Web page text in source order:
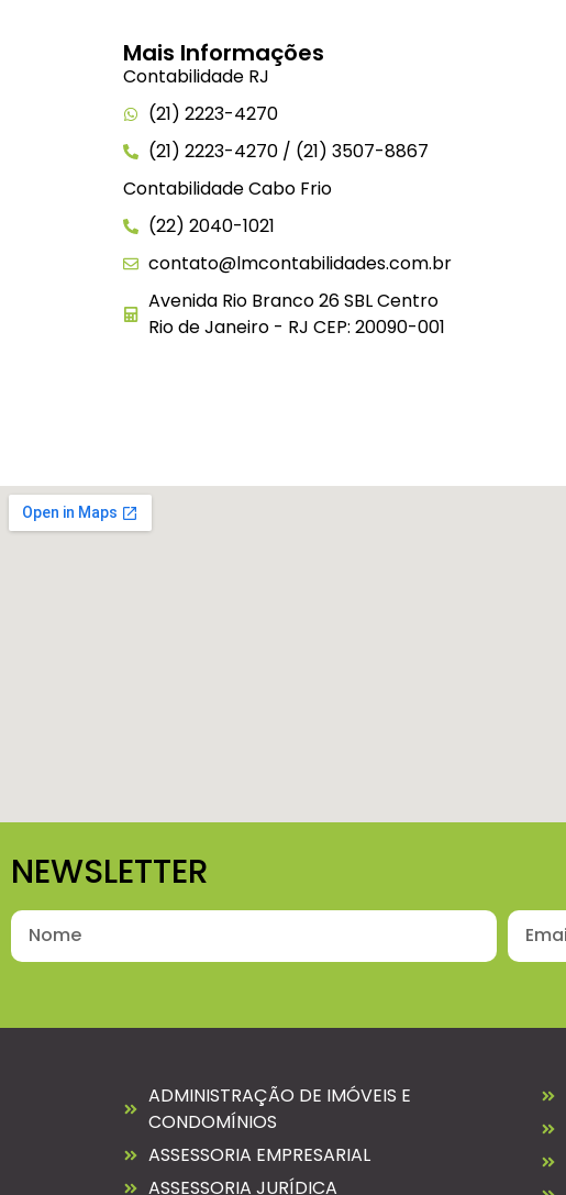
Mais Informações
Contabilidade RJ
(21) 2223-4270
(21) 2223-4270 / (21) 3507-8867
Contabilidade Cabo Frio
(22) 2040-1021
contato@lmcontabilidades.com.br
Avenida Rio Branco 26 SBL Centro
Rio de Janeiro - RJ CEP: 20090-001
NEWSLETTER
ADMINISTRAÇÃO DE IMÓVEIS E
CONDOMÍNIOS
ASSESSORIA EMPRESARIAL
ASSESSORIA JURÍDICA